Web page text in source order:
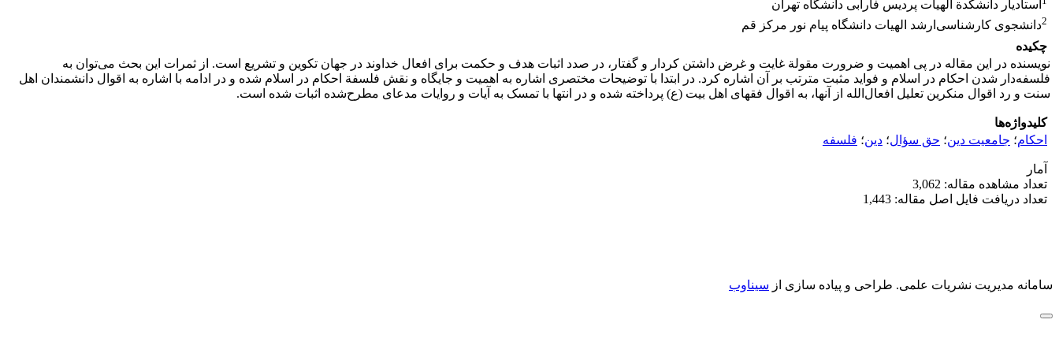
استادیار دانشکدة الهیات پردیس فارابی دانشگاه تهران
2دانشجوی کارشناسی‌ارشد الهیات دانشگاه پیام نور مرکز قم
چکیده
نویسنده در این مقاله در پی اهمیت و ضرورت مقولة غایت و غرض داشتن کردار و گفتار، در صدد اثبات هدف و حکمت برای افعال خداوند در جهان تکوین و تشریع است. از ثمرات این بحث می‌توان به
فلسفه‌دار شدن احکام در اسلام و فواید مثبت مترتب بر آن اشاره کرد. در ابتدا با توضیحات مختصری اشاره به اهمیت و جایگاه و نقش فلسفة احکام در اسلام شده و در ادامه با اشاره به اقوال دانشمندان اهل
سنت و رد اقوال منکرین تعلیل افعال‌الله از آنها، به اقوال فقهای اهل بیت (ع) پرداخته شده و در انتها با تمسک به آیات و روایات مدعای مطرح‌شده اثبات شده است.
کلیدواژه‌ها
احکام؛ جامعیت دین؛ حق سؤال؛ دین؛ فلسفه
آمار
تعداد مشاهده مقاله: 3,062
تعداد دریافت فایل اصل مقاله: 1,443
سامانه مدیریت نشریات علمی. طراحی و پیاده سازی از سیناوب